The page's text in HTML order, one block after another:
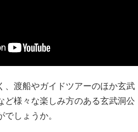
、渡船やガイドツアーのほか玄武
ど様々な楽しみ方のある玄武洞公
しょうか。